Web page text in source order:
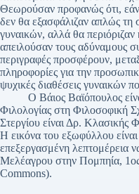
Θεωρούσαν προφανώς ότι, εάν
δεν θα εξασφάλιζαν απλώς
γυναικών, αλλά θα
απειλούσαν τους αδύναμους
περιγραφές προσφέρουν,
πληροφορίες για την
ψυχικές διαθέσεις γυναικών
Ο Βάιος Βαϊόπουλος είναι
Φιλολογίας στη
Στεργίου είναι Δρ. Κλασικής
Η εικόνα του εξωφύλλου
επεξεργασμένη λεπτομέρεια
Μελέαγρου στην Πομπηία,
Commons).